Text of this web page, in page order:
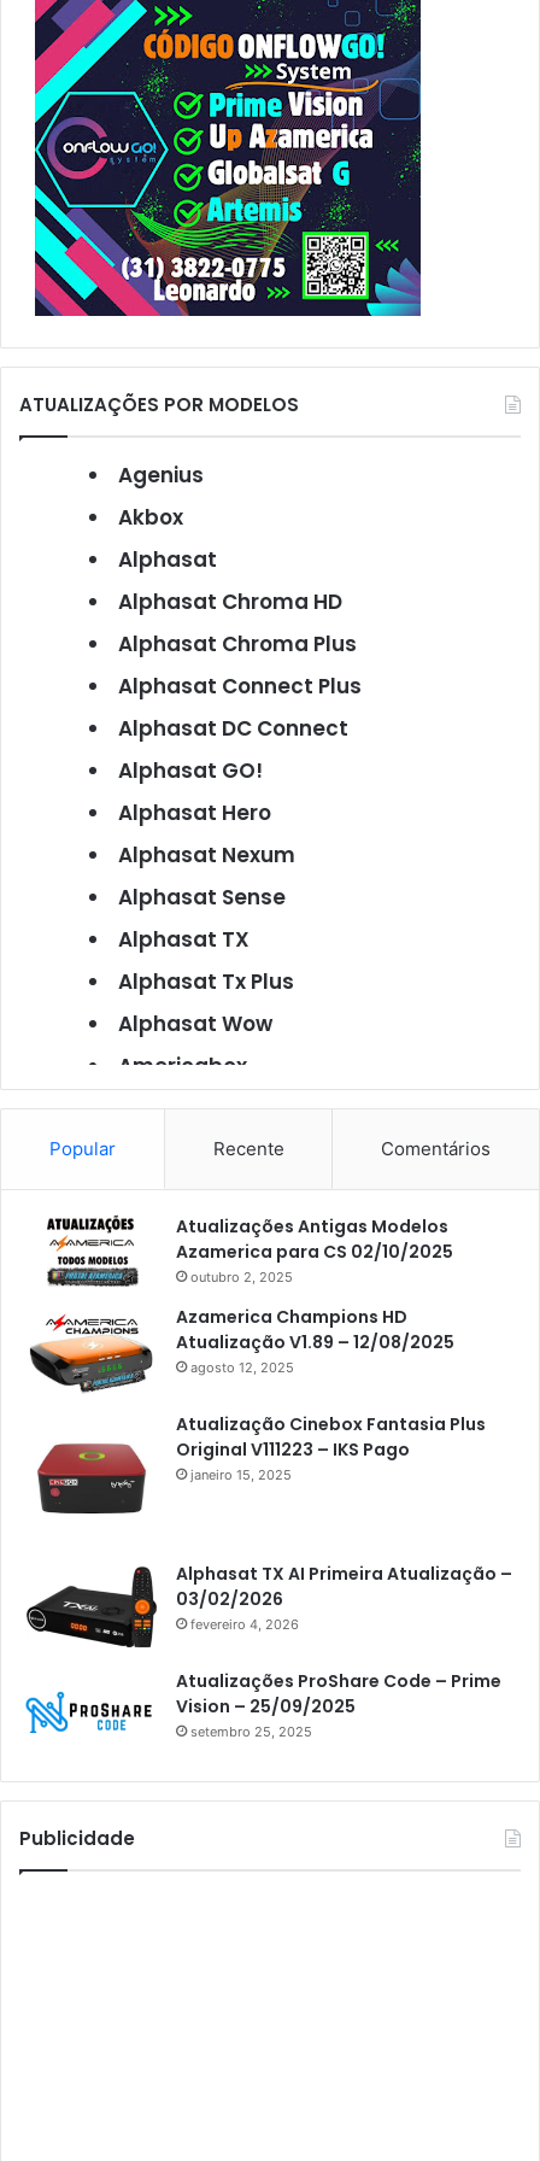
o
r
:
ATUALIZAÇÕES POR MODELOS
Agenius
Akbox
Alphasat
Alphasat Chroma HD
Alphasat Chroma Plus
Alphasat Connect Plus
Alphasat DC Connect
Alphasat GO!
Alphasat Hero
Alphasat Nexum
Alphasat Sense
Alphasat TX
Alphasat Tx Plus
Alphasat Wow
Americabox
Americabox S101
Americabox S105
Americabox S105 Plus
Americabox S205
Americabox S205 Plus
Americabox S305 Plus
Artcom
Athomics
Athomics Eon
Athomics i3 Bold
Athomics Inspire Qi
Athomics inspire Qi Compact
Athomics Inspire Qi Lite
Athomics S3
Athomics T3
Atto
AttoNet
Popular Recente Comentários
Atualizações Antigas Modelos
Azamerica para CS 02/10/2025
outubro 2, 2025
Azamerica Champions HD
Atualização V1.89 – 12/08/2025
agosto 12, 2025
Atualização Cinebox Fantasia Plus
Original V111223 – IKS Pago
janeiro 15, 2025
Alphasat TX AI Primeira Atualização –
03/02/2026
fevereiro 4, 2026
Atualizações ProShare Code – Prime
Vision – 25/09/2025
setembro 25, 2025
Publicidade